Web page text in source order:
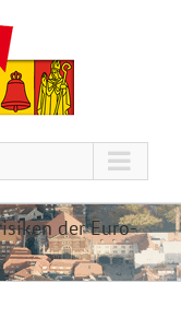
der Euro-